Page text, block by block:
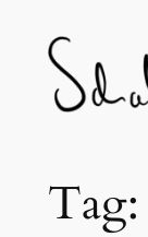
content
Tag: